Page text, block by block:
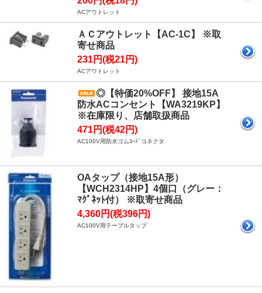
ACアウトレット
ＡＣアウトレット【AC-1C】 ※取
寄せ商品
231円(税21円)
ACアウトレット
◎【特価20%OFF】 接地15A
防水ACコンセント【WA3219KP】
※在庫限り、店舗取扱商品
471円(税42円)
AC100V用防水ゴムｺｰﾄﾞコネクタ
OAタップ（接地15A形）
【WCH2314HP】4個口（グレー：
ﾏｸﾞﾈｯﾄ付） ※取寄せ商品
4,360円(税396円)
AC100V用テーブルタップ